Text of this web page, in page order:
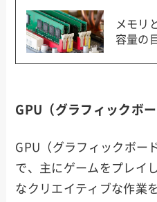
メモリ
容量の
GPU（グラフィックボー
GPU（グラフィックボー
で、主にゲームをプレイ
なクリエイティブな作業